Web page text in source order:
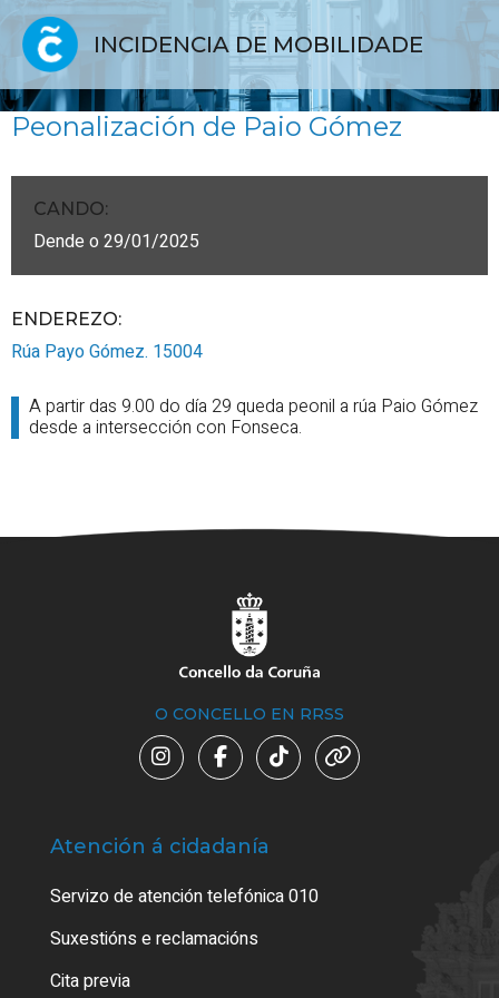
INCIDENCIA DE MOBILIDADE
Peonalización de Paio Gómez
CANDO:
Dende o 29/01/2025
ENDEREZO:
Rúa Payo Gómez. 15004
A partir das 9.00 do día 29 queda peonil a rúa Paio Gómez
desde a intersección con Fonseca.
O CONCELLO EN RRSS
Atención á cidadanía
Servizo de atención telefónica 010
Suxestións e reclamacións
Cita previa